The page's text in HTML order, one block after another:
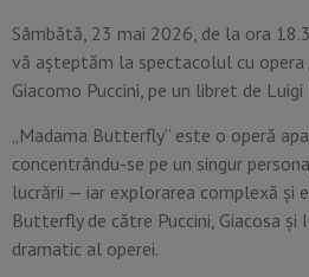
Sâmbătă, 23 mai 2026, de la ora
vă așteptăm la spectacolul cu opera
Giacomo Puccini, pe un libret de
„Madama Butterfly” este o operă
concentrându-se pe un singur
lucrării — iar explorarea complexă și
Butterfly de către Puccini, Giacosa
dramatic al operei.